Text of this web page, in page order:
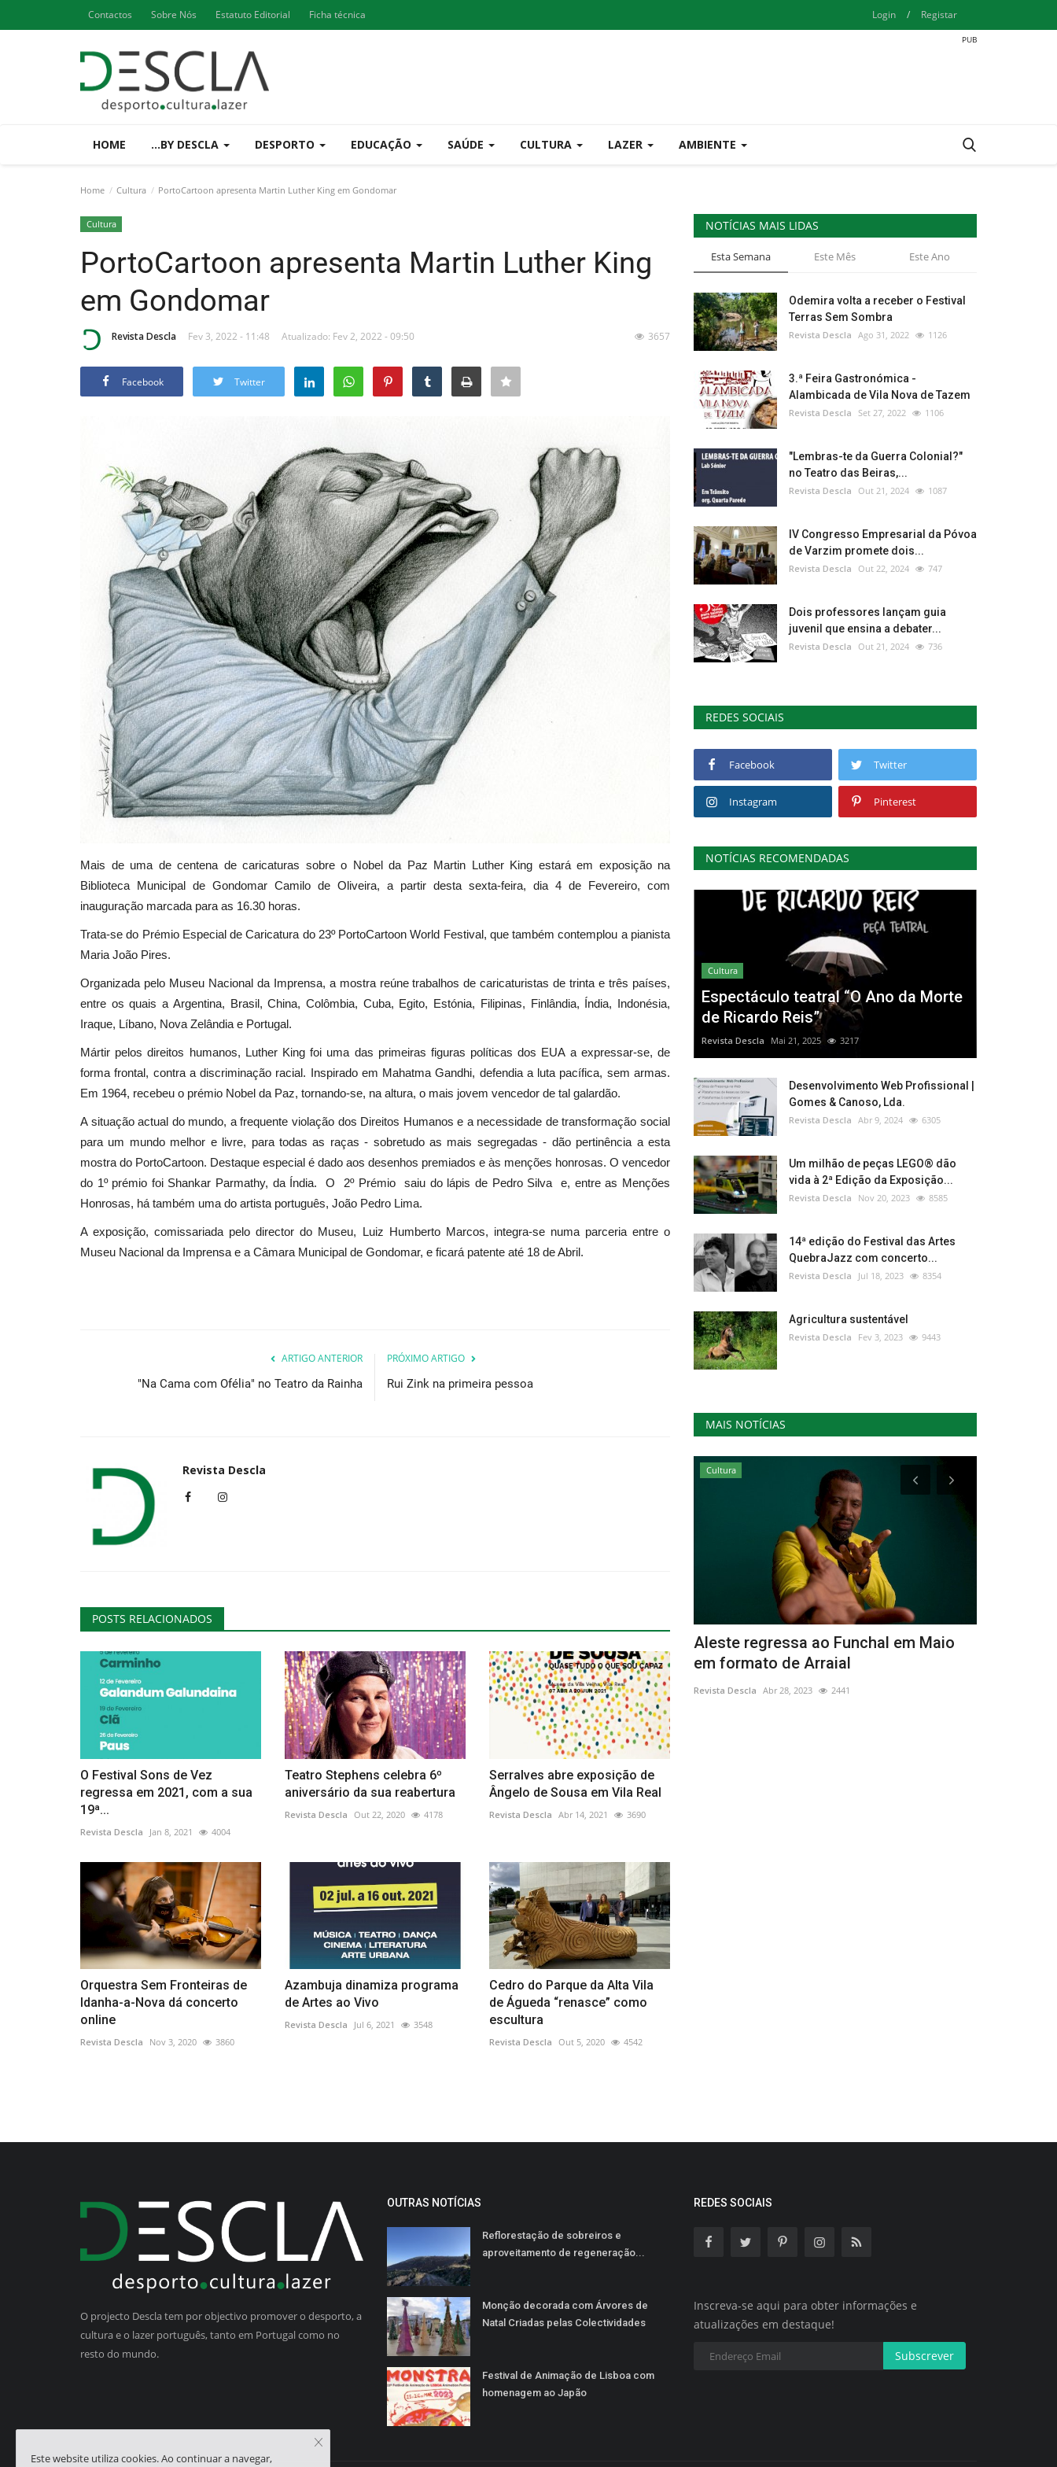
Contactos Sobre Nós Estatuto Editorial Ficha técnica Login / Registar
HOME ...BY DESCLA DESPORTO EDUCAÇÃO SAÚDE CULTURA LAZER AMBIENTE
Home Cultura PortoCartoon apresenta Martin Luther King em Gondomar
Cultura
PortoCartoon apresenta Martin Luther King
em Gondomar
Revista Descla Fev 3, 2022 - 11:48 Atualizado: Fev 2, 2022 - 09:50 3657
Facebook Twitter
Mais de uma de centena de caricaturas sobre o Nobel da Paz Martin Luther King estará em exposição na
Biblioteca Municipal de Gondomar Camilo de Oliveira, a partir desta sexta-feira, dia 4 de Fevereiro, com
inauguração marcada para as 16.30 horas.
Trata-se do Prémio Especial de Caricatura do 23º PortoCartoon World Festival, que também contemplou a pianista
Maria João Pires.
Organizada pelo Museu Nacional da Imprensa, a mostra reúne trabalhos de caricaturistas de trinta e três países,
entre os quais a Argentina, Brasil, China, Colômbia, Cuba, Egito, Estónia, Filipinas, Finlândia, Índia, Indonésia,
Iraque, Líbano, Nova Zelândia e Portugal.
Mártir pelos direitos humanos, Luther King foi uma das primeiras figuras políticas dos EUA a expressar-se, de
forma frontal, contra a discriminação racial. Inspirado em Mahatma Gandhi, defendia a luta pacífica, sem armas.
Em 1964, recebeu o prémio Nobel da Paz, tornando-se, na altura, o mais jovem vencedor de tal galardão.
A situação actual do mundo, a frequente violação dos Direitos Humanos e a necessidade de transformação social
para um mundo melhor e livre, para todas as raças - sobretudo as mais segregadas - dão pertinência a esta
mostra do PortoCartoon. Destaque especial é dado aos desenhos premiados e às menções honrosas. O vencedor
do 1º prémio foi Shankar Parmathy, da Índia. O 2º Prémio saiu do lápis de Pedro Silva e, entre as Menções
Honrosas, há também uma do artista português, João Pedro Lima.
A exposição, comissariada pelo director do Museu, Luiz Humberto Marcos, integra-se numa parceria entre o
Museu Nacional da Imprensa e a Câmara Municipal de Gondomar, e ficará patente até 18 de Abril.
ARTIGO ANTERIOR
"Na Cama com Ofélia" no Teatro da Rainha
PRÓXIMO ARTIGO
Rui Zink na primeira pessoa
Revista Descla
POSTS RELACIONADOS
O Festival Sons de Vez
regressa em 2021, com a sua
19ª...
Revista Descla Jan 8, 2021 4004
Teatro Stephens celebra 6º
aniversário da sua reabertura
Revista Descla Out 22, 2020 4178
Serralves abre exposição de
Ângelo de Sousa em Vila Real
Revista Descla Abr 14, 2021 3690
Orquestra Sem Fronteiras de
Idanha-a-Nova dá concerto
online
Revista Descla Nov 3, 2020 3860
Azambuja dinamiza programa
de Artes ao Vivo
Revista Descla Jul 6, 2021 3548
Cedro do Parque da Alta Vila
de Águeda “renasce” como
escultura
Revista Descla Out 5, 2020 4542
NOTÍCIAS MAIS LIDAS
Esta Semana Este Mês Este Ano
Odemira volta a receber o Festival
Terras Sem Sombra
Revista Descla Ago 31, 2022 1126
3.ª Feira Gastronómica -
Alambicada de Vila Nova de Tazem
Revista Descla Set 27, 2022 1106
"Lembras-te da Guerra Colonial?"
no Teatro das Beiras,...
Revista Descla Out 21, 2024 1087
IV Congresso Empresarial da Póvoa
de Varzim promete dois...
Revista Descla Out 22, 2024 747
Dois professores lançam guia
juvenil que ensina a debater...
Revista Descla Out 21, 2024 736
REDES SOCIAIS
Facebook Twitter
Instagram Pinterest
NOTÍCIAS RECOMENDADAS
Cultura
Espectáculo teatral “O Ano da Morte
de Ricardo Reis”
Revista Descla Mai 21, 2025 3217
Desenvolvimento Web Profissional |
Gomes & Canoso, Lda.
Revista Descla Abr 9, 2024 6305
Um milhão de peças LEGO® dão
vida à 2ª Edição da Exposição...
Revista Descla Nov 20, 2023 8585
14ª edição do Festival das Artes
QuebraJazz com concerto...
Revista Descla Jul 18, 2023 8354
Agricultura sustentável
Revista Descla Fev 3, 2023 9443
MAIS NOTÍCIAS
Torres Novas
Revista Descla Set 15, 2022
Vem” em Idanha
Revista Descla Jun 19, 2022 2863
Cultura
Aleste regressa ao Funchal em Maio
em formato de Arraial
Revista Descla Abr 28, 2023 2441
O projecto Descla tem por objectivo promover o desporto, a
cultura e o lazer português, tanto em Portugal como no
resto do mundo.
OUTRAS NOTÍCIAS
Reflorestação de sobreiros e
aproveitamento de regeneração...
Monção decorada com Árvores de
Natal Criadas pelas Colectividades
Festival de Animação de Lisboa com
homenagem ao Japão
REDES SOCIAIS
Inscreva-se aqui para obter informações e
atualizações em destaque!
Subscrever
Este website utiliza cookies. Ao continuar a navegar,